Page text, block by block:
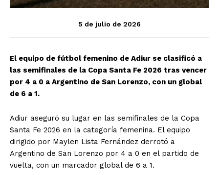
5 de julio de 2026
El equipo de fútbol femenino de Adiur se clasificó a
las semifinales de la Copa Santa Fe 2026 tras vencer
por 4 a 0 a Argentino de San Lorenzo, con un global
de 6 a 1.
Adiur aseguró su lugar en las semifinales de la Copa
Santa Fe 2026 en la categoría femenina. El equipo
dirigido por Maylen Lista Fernández derrotó a
Argentino de San Lorenzo por 4 a 0 en el partido de
vuelta, con un marcador global de 6 a 1.